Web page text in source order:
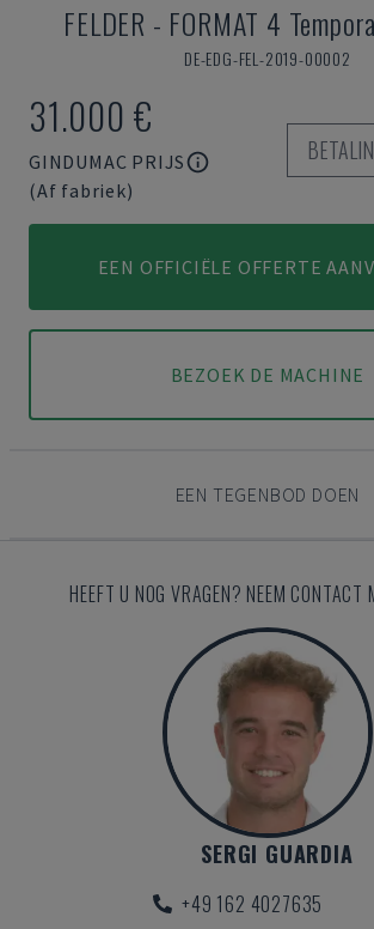
FELDER - FORMAT 4
DE-EDG-FEL-2019-00002
31.000 €
GINDUMAC PRIJS
(Af fabriek)
EEN OFFICIËLE OFFERTE
BEZOEK DE MACHINE
EEN TEGENBOD DOEN
HEEFT U NOG VRAGEN? NEEM CONTACT
SERGI GUARDIA
+49 162 4027635